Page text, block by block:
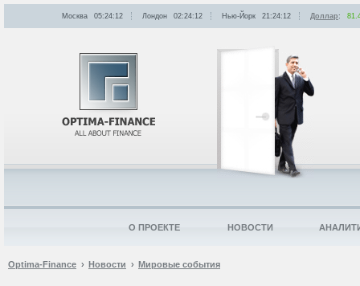
Optima-Finance Новости Мировые события
Москва 05:24:12 Лондон 02:24:12 Нью-Йорк 21:24:12 Доллар:
О ПРОЕКТЕ НОВОСТИ